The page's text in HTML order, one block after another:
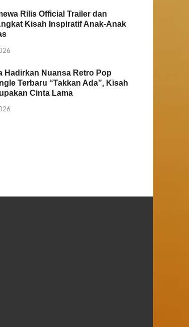
Rilis Official Trailer dan
Kisah Inspiratif Anak-Anak
Hadirkan Nuansa Retro Pop
Terbaru “Takkan Ada”, Kisah
Cinta Lama